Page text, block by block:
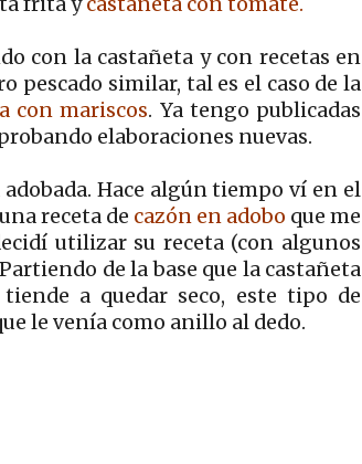
con la castañeta y con recetas en
pescado similar, tal es el caso de la
con mariscos. Ya tengo publicadas
elaboraciones nuevas.
Hace algún tiempo ví en el
una receta de cazón en adobo que me
utilizar su receta (con algunos
de la base que la castañeta
a quedar seco, este tipo de
le venía como anillo al dedo.